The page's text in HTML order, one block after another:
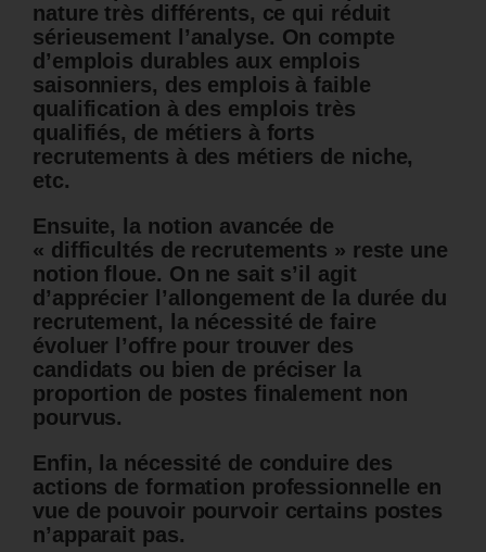
nature très différents, ce qui réduit
sérieusement l’analyse. On compte
d’emplois durables aux emplois
saisonniers, des emplois à faible
qualification à des emplois très
qualifiés, de métiers à forts
recrutements à des métiers de niche,
etc.
Ensuite, la notion avancée de
« difficultés de recrutements » reste une
notion floue. On ne sait s’il agit
d’apprécier l’allongement de la durée du
recrutement, la nécessité de faire
évoluer l’offre pour trouver des
candidats ou bien de préciser la
proportion de postes finalement non
pourvus.
Enfin, la nécessité de conduire des
actions de formation professionnelle en
vue de pouvoir pourvoir certains postes
n’apparait pas.